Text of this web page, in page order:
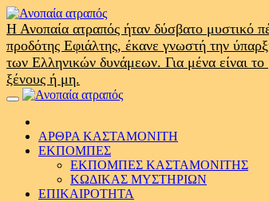
Skip
to
content
Η Ανοπαία ατραπός ήταν δύσβατο
προδότης Εφιάλτης, έκανε γνωστή την
των Ελληνικών δυνάμεων. Για μένα είναι
ξένους ή μη.
Primary
ΑΡΘΡΑ ΚΑΣΤΑΜΟΝΙΤΗ
ΕΚΠΟΜΠΕΣ
ΕΚΠΟΜΠΕΣ ΚΑΣΤΑΜΟΝΙΤΗΣ
ΚΩΔΙΚΑΣ ΜΥΣΤΗΡΙΩΝ
ΕΠΙΚΑΙΡΟΤΗΤΑ